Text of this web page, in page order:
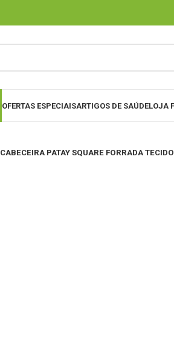
OFERTAS ESPECIAISARTIGOS DE SAÚDELOJA
CABECEIRA PATAY SQUARE FORRADA